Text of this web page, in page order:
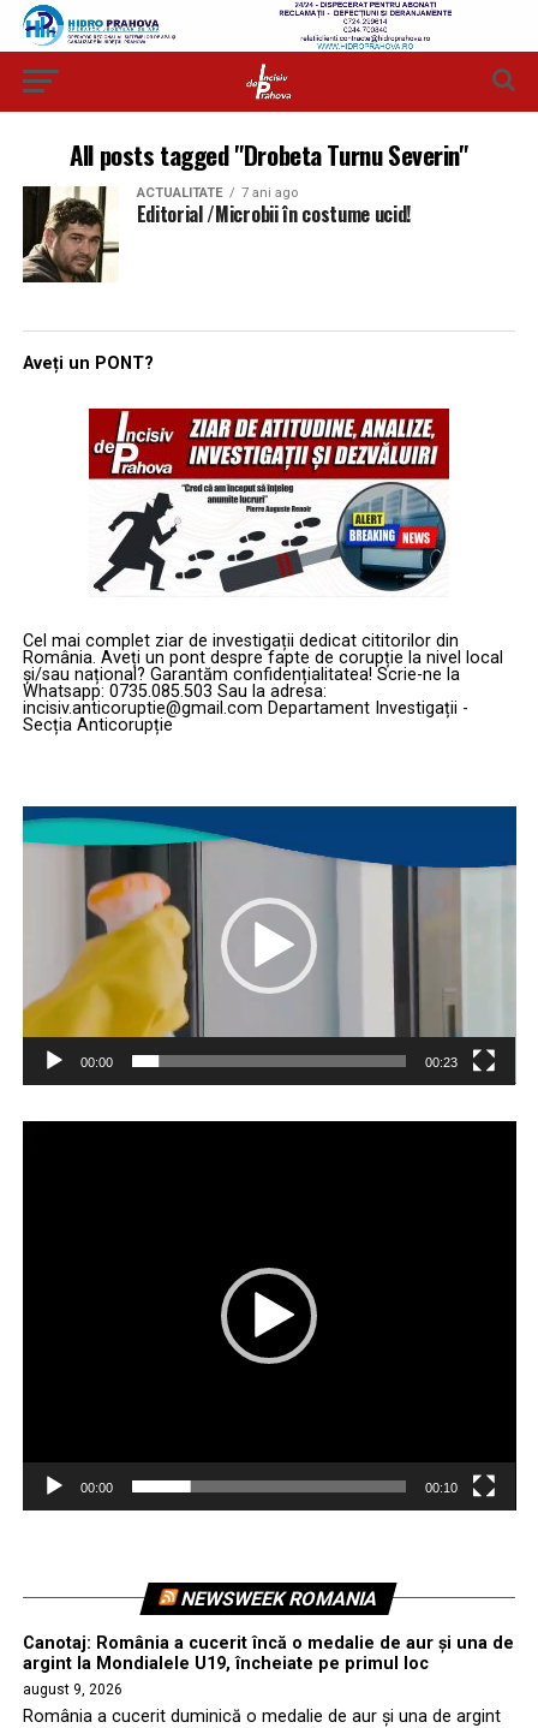
All posts tagged "Drobeta Turnu Severin"
ACTUALITATE 7 ani ago
Editorial /Microbii în costume ucid!
Aveți un PONT?
Cel mai complet ziar de investigații dedicat cititorilor din
România. Aveți un pont despre fapte de corupție la nivel local
și/sau național? Garantăm confidențialitatea! Scrie-ne la
Whatsapp: 0735.085.503 Sau la adresa:
incisiv.anticoruptie@gmail.com Departament Investigații -
Secția Anticorupție
Player
video
00:00 00:23
Player
00:00 00:10
NEWSWEEK ROMANIA
Canotaj: România a cucerit încă o medalie de aur și una de
argint la Mondialele U19, încheiate pe primul loc
august 9, 2026
România a cucerit duminică o medalie de aur și una de argint